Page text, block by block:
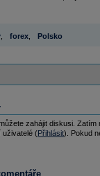
forex Polsko
zahájit diskusi.
uživatelé (Přihlásit). Pokud